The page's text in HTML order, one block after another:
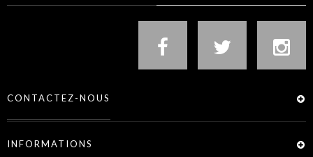
CONTACTEZ-NOUS
INFORMATIONS